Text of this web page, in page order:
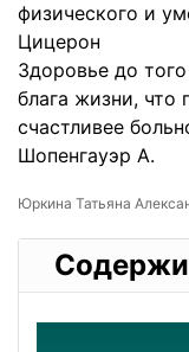
физического и
Цицерон
Здоровье до
блага жизни,
счастливее
Шопенгауэр А.
Юркина Татьяна